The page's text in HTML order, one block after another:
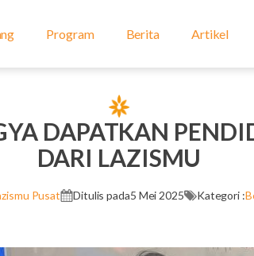
Program Berita Artikel
DAPATKAN
DARI LAZISMU
Pusat Ditulis pada5 Mei 2025 Kategori :